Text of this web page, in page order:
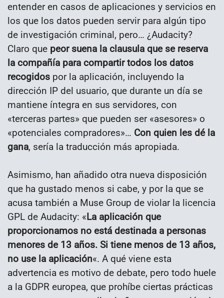
entender en casos de aplicaciones y servicios en
los que los datos pueden servir para algún tipo
de investigación criminal, pero… ¿Audacity?
Claro que peor suena la clausula que se reserva
la compañía para compartir todos los datos
recogidos por la aplicación, incluyendo la
dirección IP del usuario, que durante un día se
mantiene íntegra en sus servidores, con
«terceras partes» que pueden ser «asesores» o
«potenciales compradores»… Con quien les dé la
gana, sería la traducción más apropiada.
Asimismo, han añadido otra nueva disposición
que ha gustado menos si cabe, y por la que se
acusa también a Muse Group de violar la licencia
GPL de Audacity: «La aplicación que
proporcionamos no está destinada a personas
menores de 13 años. Si tiene menos de 13 años,
no use la aplicación«. A qué viene esta
advertencia es motivo de debate, pero todo huele
a la GDPR europea, que prohíbe ciertas prácticas